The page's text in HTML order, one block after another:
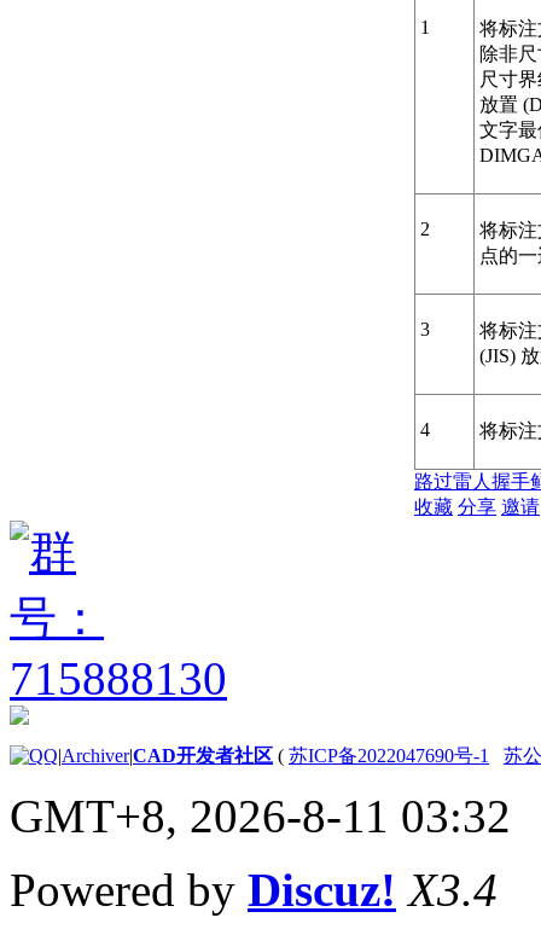
1
将标
除非
尺寸
放置
文字
2
将标
点的
3
将标
(JIS)
4 将标
路过雷人 握手
收藏 分享 邀请
|Archiver|CAD开发者社区 ( 苏ICP备2022047690号-1 苏
GMT+8, 2026-8-11 03:32
Powered by Discuz! X3.4